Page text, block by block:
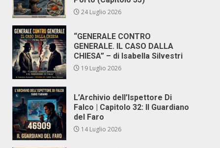
24 Luglio 2026
“GENERALE CONTRO
GENERALE. IL CASO DALLA
CHIESA” – di Isabella Silvestri
19 Luglio 2026
L’Archivio dell’Ispettore Di
Falco | Capitolo 32: Il Guardiano
del Faro
14 Luglio 2026